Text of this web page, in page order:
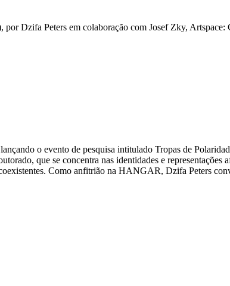
Dzifa Peters em colaboração com Josef Zky, Artspace:
o evento de pesquisa intitulado Tropas de
que se concentra nas identidades e
Como anfitrião na HANGAR, Dzifa Peters